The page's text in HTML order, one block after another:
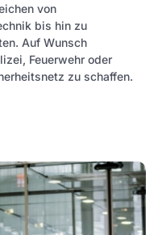
von
bis hin zu
Auf Wunsch
Feuerwehr oder
zu schaffen.